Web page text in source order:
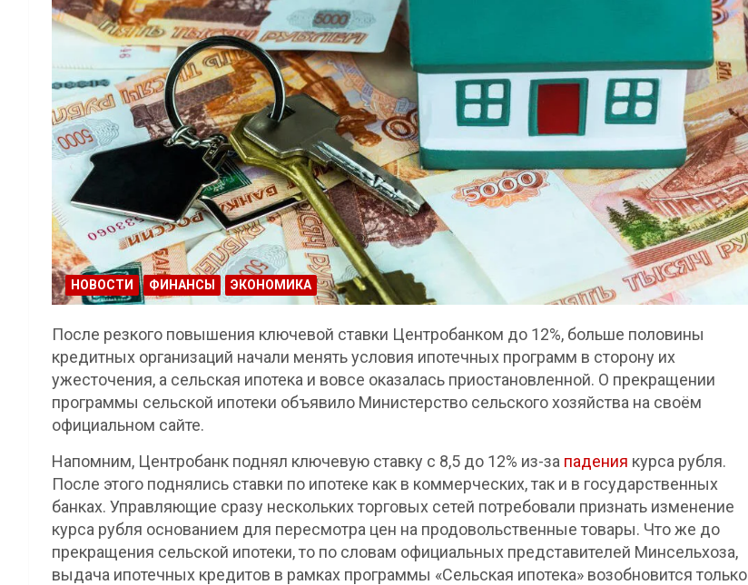
НОВОСТИ ФИНАНСЫ ЭКОНОМИКА
После резкого повышения ключевой ставки Центробанком до 12%, больше половины
кредитных организаций начали менять условия ипотечных программ в сторону их
ужесточения, а сельская ипотека и вовсе оказалась приостановленной. О прекращении
программы сельской ипотеки объявило Министерство сельского хозяйства на своём
официальном сайте.
Напомним, Центробанк поднял ключевую ставку с 8,5 до 12% из-за падения курса рубля.
После этого поднялись ставки по ипотеке как в коммерческих, так и в государственных
банках. Управляющие сразу нескольких торговых сетей потребовали признать изменение
курса рубля основанием для пересмотра цен на продовольственные товары. Что же до
прекращения сельской ипотеки, то по словам официальных представителей Минсельхоза,
выдача ипотечных кредитов в рамках программы «Сельская ипотека» возобновится только